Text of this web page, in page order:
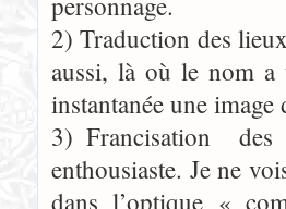
2) Traduction des
aussi, là où le nom a
instantanée une image
3) Francisation des
enthousiaste. Je ne
dans l’optique «